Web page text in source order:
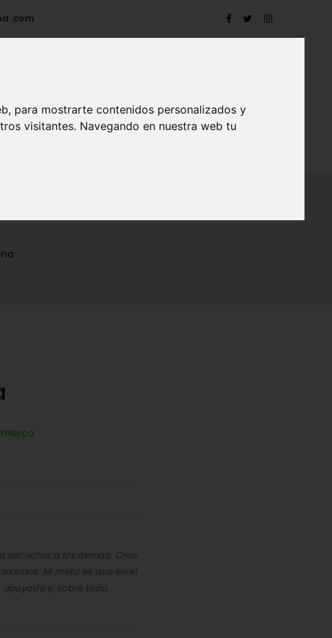
para mostrarte contenidos personalizados y
visitantes. Navegando en nuestra web tu
.com
escuchar a los demas. Creo
Mi meta es que en el
y, sobre todo,